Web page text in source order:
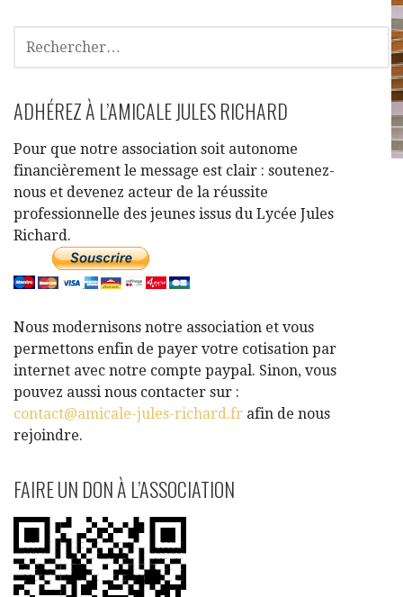
ADHÉREZ À L’AMICALE JULES RICHARD
Pour que notre association soit autonome
financièrement le message est clair : soutenez-
nous et devenez acteur de la réussite
professionnelle des jeunes issus du Lycée Jules
Richard.
Nous modernisons notre association et vous
permettons enfin de payer votre cotisation par
internet avec notre compte paypal. Sinon, vous
pouvez aussi nous contacter sur :
contact@amicale-jules-richard.fr afin de nous
rejoindre.
FAIRE UN DON À L’ASSOCIATION